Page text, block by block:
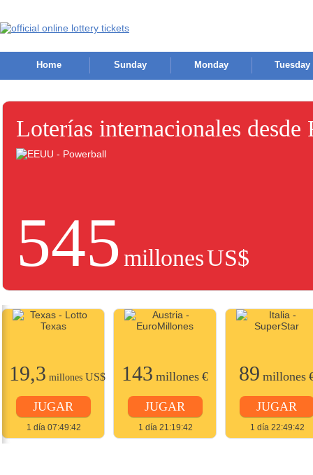
Home Sunday Monday Tuesday
Loterías internacionales desde
545 millonesUS$
19,3 millones US$
JUGAR
1 día 07:49:42
143 millones €
JUGAR
1 día 21:19:42
89 millones
JUGAR
1 día 22:49:42